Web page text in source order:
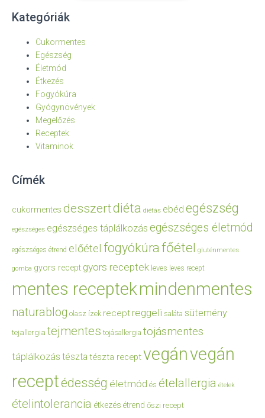
Kategóriák
Cukormentes
Egészség
Életmód
Étkezés
Fogyókúra
Gyógynövények
Megelőzés
Receptek
Vitaminok
Címék
cukormentes desszertdiéta diétás ebéd egészség
egészséges egészséges táplálkozás egészséges életmód
egészséges étrend előétel fogyókúrafőétel gluténmentes
gomba gyors recept gyors receptek leves leves recept
mentes receptekmindenmentes
naturablog olasz ízek recept reggeli saláta sütemény
tejallergia tejmentes tojásallergia tojásmentes
táplálkozás tészta tészta receptvegánvegán
receptédesség életmód és ételallergia ételek
ételintolerancia étkezés étrend őszi recept